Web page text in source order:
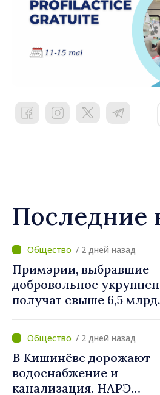
Последние
/ 2 дней назад
Примэрии, выбравшие
добровольное
получат свыше 6,5 млрд
«Правительство
предоставляет
которые добровольно
объединяются,
беспрецедентный
/ 2 дней назад
В Кишинёве дорожают
водоснабжение и
канализация. НАРЭ